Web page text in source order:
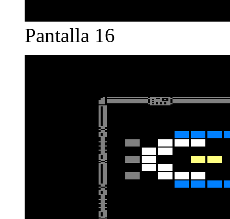
Pantalla 16